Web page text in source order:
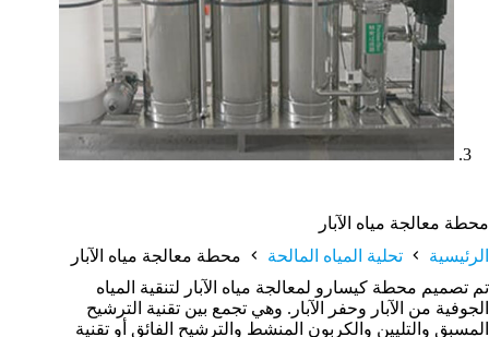
محطة معالجة مياه الآبار
الرئيسية
تحلية المياه المالحة
محطة معالجة مياه الآبار
تم تصميم محطة كيسارو لمعالجة مياه الآبار لتنقية المياه
الجوفية من الآبار وحفر الآبار. وهي تجمع بين تقنية الترشيح
المسبق والتليين والكربون المنشط والترشيح الفائق أو تقنية